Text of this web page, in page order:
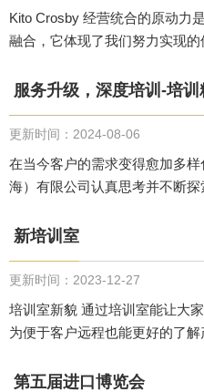
Kito Crosby 经营统合的原动力
融合，它体现了我们努力实现
服务升级，深度培训-培
更新时间：2024-08-06
在当今客户的需求变得愈加多
海）有限公司认真思考并不断
新培训室
更新时间：2023-12-27
培训室新貌 通过培训室能让大家更好的了解和认识KITO产品，
为便于客户远程也能更好的了解产品的
第五届进口博览会